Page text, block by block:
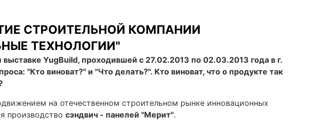
СТРОИТЕЛЬНОЙ КОМПАНИИ
ТЕХНОЛОГИИ"
YugBuild, проходившей с 27.02.2013 по 02.03.2013 года в г.
"Кто виноват?" и "Что делать?". Кто виноват, что о продукте так
на отечественном строительном рынке инновационных
производство сэндвич - панелей "Мерит".